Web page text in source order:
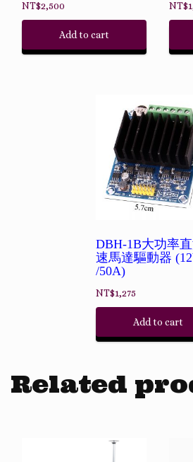
NT$2,500
Add to cart
NT$
DBH-1B大功率
速馬達驅動器
/50A)
NT$1,275
Add to cart
Related